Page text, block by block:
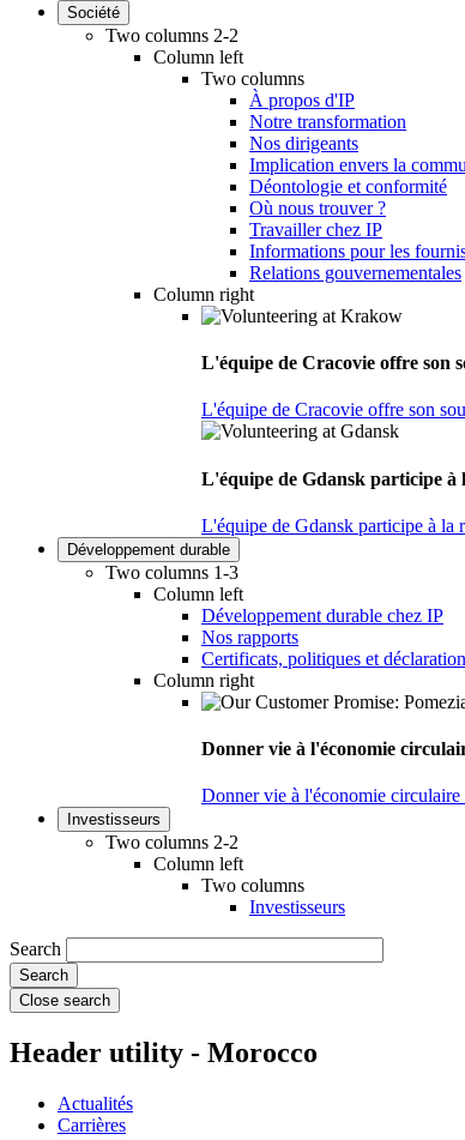
Société
Two columns 2-2
Column left
Two columns
À propos d'IP
Notre transformation
Nos dirigeants
Implication envers la
Déontologie et conformité
Où nous trouver ?
Travailler chez IP
Informations pour les
Relations gouvernementales
Column right
L'équipe de Cracovie offre son
L'équipe de Cracovie offre son
L'équipe de Gdansk participe à
L'équipe de Gdansk participe à la
Développement durable
Two columns 1-3
Column left
Développement durable chez IP
Nos rapports
Certificats, politiques et
Column right
Donner vie à l'économie
Donner vie à l'économie
Investisseurs
Two columns 2-2
Column left
Two columns
Investisseurs
Search
Close search
Header utility - Morocco
Actualités
Carrières